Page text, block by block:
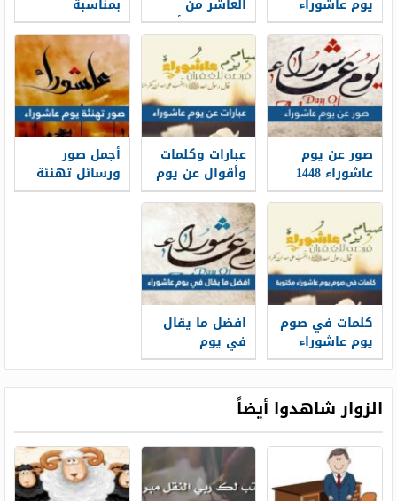
2026 – 1448
مسجات
وبوستات يوم
عاشوراء
محرم 1448 أجمل
عبارات عن يوم
عاشوراء
عاشوراء 1448
قصيرة
صور عن يوم
عاشوراء 1448
اجمل صور
وخلفيات يوم
عاشوراء
عبارات وكلمات
وأقوال عن يوم
عاشوراء 1448
أجمل صور
ورسائل تهنئة
يوم عاشوراء
كلمات في صوم
يوم عاشوراء
مكتوبة بالصور
افضل ما يقال
في يوم
عاشوراء
الزوار شاهدوا أيضاً